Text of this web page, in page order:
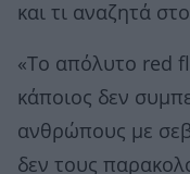
και τι αναζητά
«Το απόλυτο red
κάποιος δεν
ανθρώπους με
δεν τους